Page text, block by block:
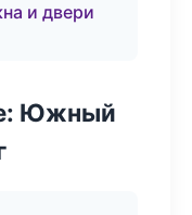
и двери
Южный